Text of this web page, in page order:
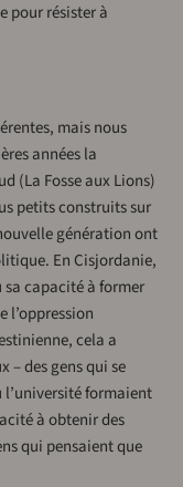
pour résister à
mais nous
années la
(La Fosse aux Lions)
petits construits sur
génération ont
En Cisjordanie,
capacité à former
l’oppression
cela a
des gens qui se
l’université formaient
à obtenir des
qui pensaient que